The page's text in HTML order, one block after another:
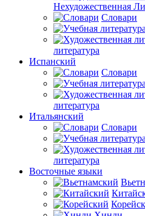
Нехудожественная
Словари
литература
Испанский
Словари
литература
Итальянский
Словари
литература
Восточные языки